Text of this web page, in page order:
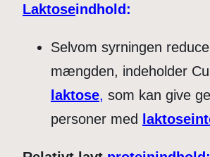
Laktoseindhold:
Selvom syrningen
mængden, indeholder
laktose, som kan give
personer med